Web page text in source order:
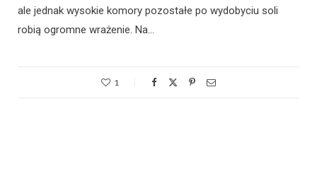
ale jednak wysokie komory pozostałe po wydobyciu soli
robią ogromne wrażenie. Na…
1